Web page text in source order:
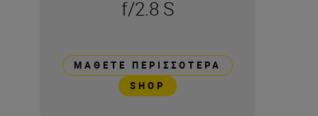
f/2.8 S
ΜΆΘΕΤΕ ΠΕΡΙΣΣΌΤΕΡΑ
SHOP